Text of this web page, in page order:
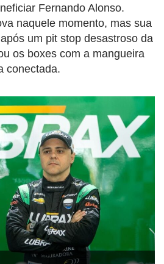
Fernando Alonso.
naquele momento, mas sua
um pit stop desastroso da
os boxes com a mangueira
conectada.